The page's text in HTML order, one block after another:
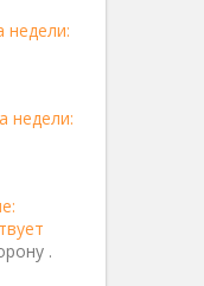
недели:
недели:
.